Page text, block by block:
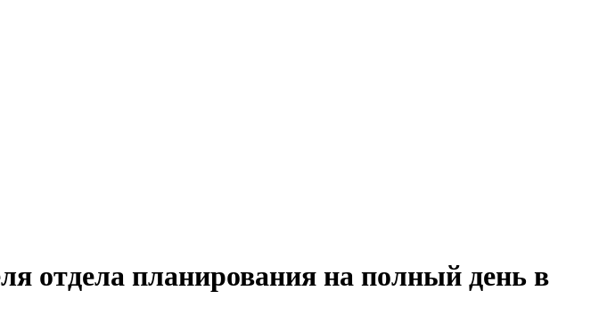
отдела планирования на полный день в